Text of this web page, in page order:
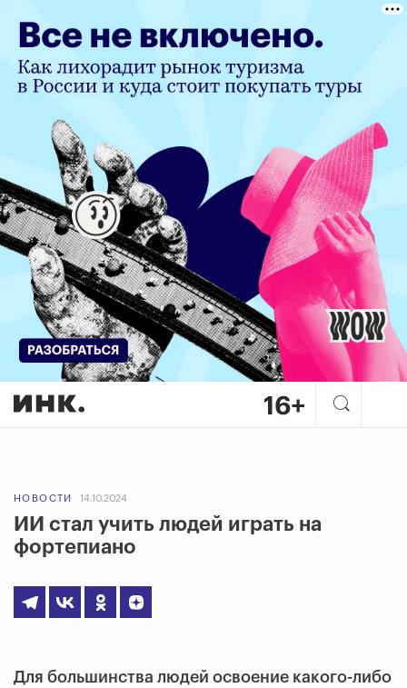
НОВОСТИ 14.10.2024
ИИ стал учить людей играть на
фортепиано
Для большинства людей освоение какого-либо